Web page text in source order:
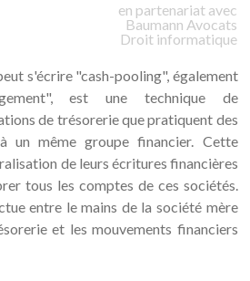
en partenariat avec
Baumann Avocats
Droit informatique
s'écrire "cash-pooling", également
est une technique de
de trésorerie que pratiquent des
un même groupe financier. Cette
de leurs écritures financières
tous les comptes de ces sociétés.
entre le mains de la société mère
et les mouvements financiers